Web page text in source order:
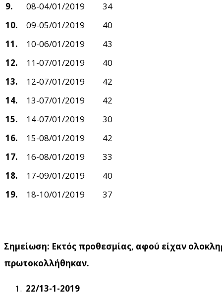
9.
08-04/01/2019
34
10.
09-05/01/2019
40
11.
10-06/01/2019
43
12.
11-07/01/2019
40
13.
12-07/01/2019
42
14.
13-07/01/2019
42
15.
14-07/01/2019
30
16.
15-08/01/2019
42
17.
16-08/01/2019
33
18.
17-09/01/2019
40
19.
18-10/01/2019 37
Σημείωση: Εκτός προθεσμίας, αφού είχαν
πρωτοκολλήθηκαν.
22/13-1-2019